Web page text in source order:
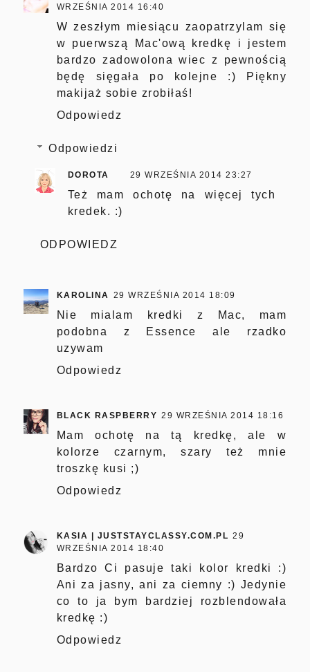
WRZEŚNIA 2014 16:40
W zeszłym miesiącu zaopatrzylam się
w puerwszą Mac'ową kredkę i jestem
bardzo zadowolona wiec z pewnością
będę sięgała po kolejne :) Piękny
makijaż sobie zrobiłaś!
Odpowiedz
Odpowiedzi
DOROTA 29 WRZEŚNIA 2014 23:27
Też mam ochotę na więcej tych
kredek. :)
ODPOWIEDZ
KAROLINA 29 WRZEŚNIA 2014 18:09
Nie mialam kredki z Mac, mam
podobna z Essence ale rzadko
uzywam
Odpowiedz
BLACK RASPBERRY 29 WRZEŚNIA 2014 18:16
Mam ochotę na tą kredkę, ale w
kolorze czarnym, szary też mnie
troszkę kusi ;)
Odpowiedz
KASIA | JUSTSTAYCLASSY.COM.PL 29
WRZEŚNIA 2014 18:40
Bardzo Ci pasuje taki kolor kredki :)
Ani za jasny, ani za ciemny :) Jedynie
co to ja bym bardziej rozblendowała
kredkę :)
Odpowiedz